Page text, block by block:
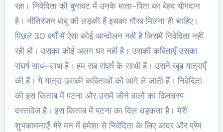
रहा। निवेदिता की बुनावट में उनके माता-पिता का बेहद योगदान
है। नीतिरंजन बाबू की लड़की हैं इसका गौरव मिलना ही चाहिए।
पिछले 30 वर्षों में ऐसा कोई आन्दोलन नहीं है जिसमें निवेदिता नहीं
रही हों। उसका कोई अलग घर नहीं है। उसकी कविताएँ उसका
संघर्ष साथ-साथ है। हम सब संघर्ष के साथी हैं। उसने खूब यात्राएँ
की हैं। ये यात्रा उसकी कविताओं को आगे ले जाती हैं। निवेदिता
की इस किताब में पटना और उसमें जीने वालों का दिलचस्प
दस्तावेज़ है। इस किताब में पटना का दिल धड़कता है। मेरी
शुभकामनाएँ! मेरे मन में हमेशा से निवेदिता के लिए आदर और प्रेम